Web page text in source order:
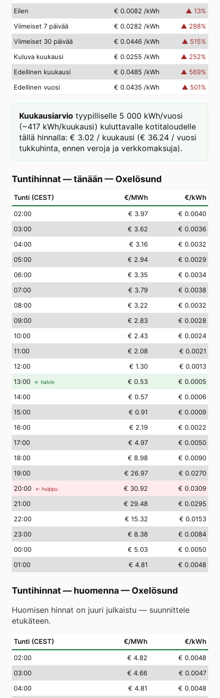
Eilen
€ 0.0082 /kWh ▲ 13%
Viimeiset 7 päivää
€ 0.0282 /kWh ▲ 288%
Viimeiset 30 päivää
€ 0.0446 /kWh ▲ 515%
Kuluva kuukausi
€ 0.0255 /kWh ▲ 252%
Edellinen kuukausi
€ 0.0485 /kWh ▲ 569%
Edellinen vuosi
€ 0.0435 /kWh ▲ 501%
Kuukausiarvio tyypilliselle 5 000 kWh/vuosi
(~417 kWh/kuukausi) kuluttavalle kotitaloudelle
tällä hinnalla: € 3.02 / kuukausi (€ 36.24 / vuosi
tukkuhinta, ennen veroja ja verkkomaksuja).
Tuntihinnat — tänään — Oxelösund
Tunti (CEST) €/MWh €/kWh
02:00 € 3.97
€ 0.0040
03:00 € 3.62
€ 0.0036
04:00 € 3.16
€ 0.0032
05:00 € 2.94
€ 0.0029
06:00 € 3.35
€ 0.0034
07:00 € 3.79
€ 0.0038
08:00 € 3.22
€ 0.0032
09:00 € 2.83
€ 0.0028
10:00 € 2.43
€ 0.0024
11:00 € 2.08
€ 0.0021
12:00 € 1.30
€ 0.0013
13:00 ← halvin € 0.53
€ 0.0005
14:00 € 0.57
€ 0.0006
15:00 € 0.91
€ 0.0009
16:00 € 2.19
€ 0.0022
17:00 € 4.97
€ 0.0050
18:00 € 8.98
€ 0.0090
19:00 € 26.97
€ 0.0270
20:00 ← huippu € 30.92
€ 0.0309
21:00 € 29.48
€ 0.0295
22:00 € 15.32
€ 0.0153
23:00 € 8.38
€ 0.0084
00:00 € 5.03
€ 0.0050
01:00 € 4.81 € 0.0048
Tuntihinnat — huomenna— Oxelösund
Huomisen hinnat on juuri julkaistu — suunnittele
etukäteen.
Tunti (CEST) €/MWh €/kWh
02:00 € 4.82
€ 0.0048
03:00 € 4.66
€ 0.0047
04:00 € 4.81
€ 0.0048